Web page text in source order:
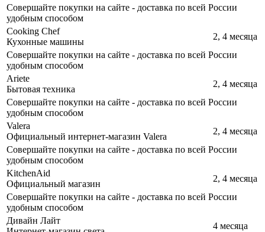
Совершайте покупки на сайте - доставка по всей России
удобным способом
Cooking Chef
Кухонные машины
2, 4 месяца
Совершайте покупки на сайте - доставка по всей России
удобным способом
Ariete
Бытовая техника
2, 4 месяца
Совершайте покупки на сайте - доставка по всей России
удобным способом
Valera
Официальный интернет-магазин Valera
2, 4 месяца
Совершайте покупки на сайте - доставка по всей России
удобным способом
KitchenАid
Официальный магазин
2, 4 месяца
Совершайте покупки на сайте - доставка по всей России
удобным способом
Дивайн Лайт
4 месяца